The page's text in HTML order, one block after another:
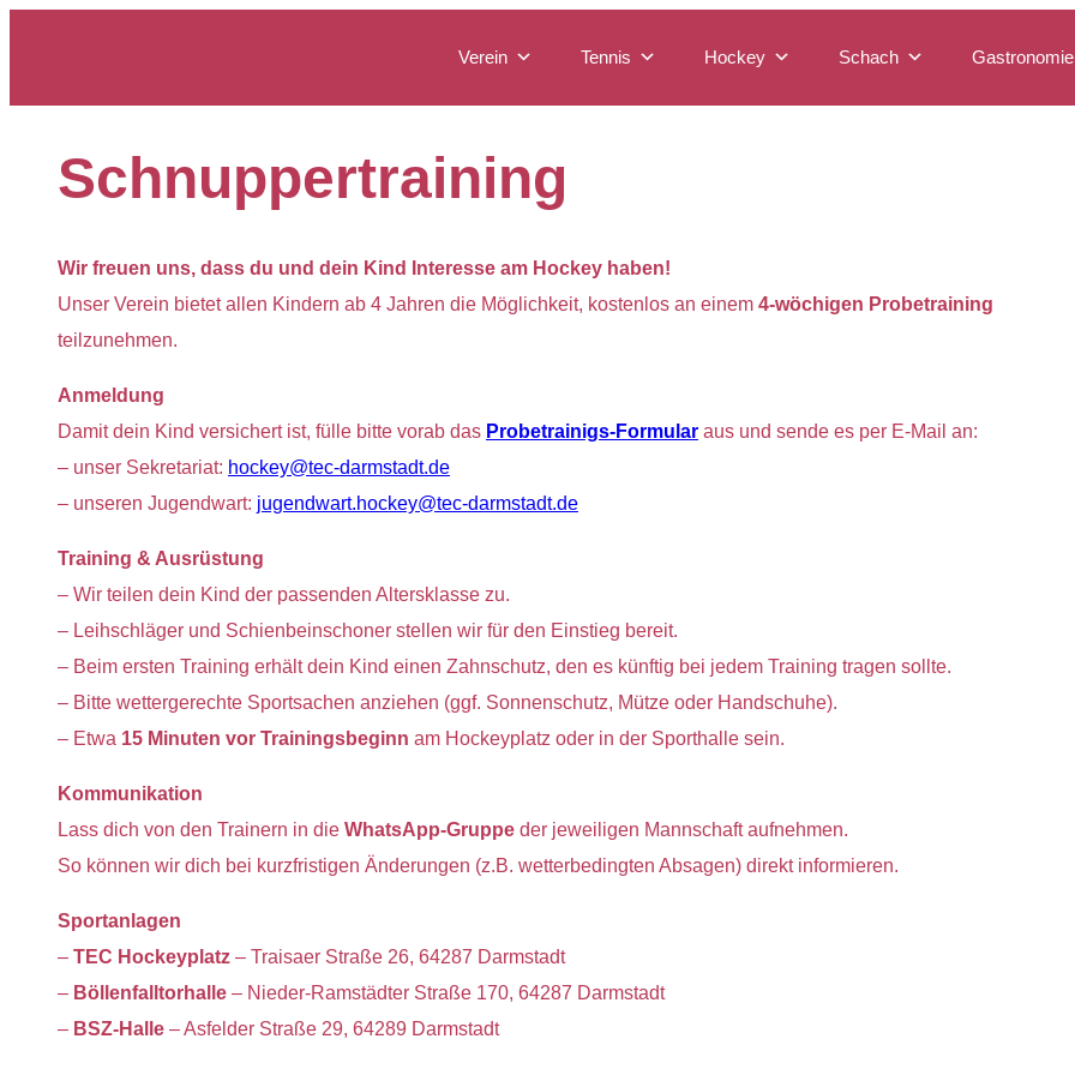
Verein Tennis Hockey Schach Gastronomie
Schnuppertraining
Wir freuen uns, dass du und dein Kind Interesse am Hockey haben!
Unser Verein bietet allen Kindern ab 4 Jahren die Möglichkeit, kostenlos an einem 4-wöchigen Probetraining
teilzunehmen.
Anmeldung
Damit dein Kind versichert ist, fülle bitte vorab das Probetrainigs-Formular aus und sende es per E-Mail an:
– unser Sekretariat: hockey@tec-darmstadt.de
– unseren Jugendwart: jugendwart.hockey@tec-darmstadt.de
Training & Ausrüstung
– Wir teilen dein Kind der passenden Altersklasse zu.
– Leihschläger und Schienbeinschoner stellen wir für den Einstieg bereit.
– Beim ersten Training erhält dein Kind einen Zahnschutz, den es künftig bei jedem Training tragen sollte.
– Bitte wettergerechte Sportsachen anziehen (ggf. Sonnenschutz, Mütze oder Handschuhe).
– Etwa 15 Minuten vor Trainingsbeginn am Hockeyplatz oder in der Sporthalle sein.
Kommunikation
Lass dich von den Trainern in die WhatsApp-Gruppe der jeweiligen Mannschaft aufnehmen.
So können wir dich bei kurzfristigen Änderungen (z.B. wetterbedingten Absagen) direkt informieren.
Sportanlagen
– TEC Hockeyplatz – Traisaer Straße 26, 64287 Darmstadt
– Böllenfalltorhalle – Nieder-Ramstädter Straße 170, 64287 Darmstadt
– BSZ-Halle – Asfelder Straße 29, 64289 Darmstadt